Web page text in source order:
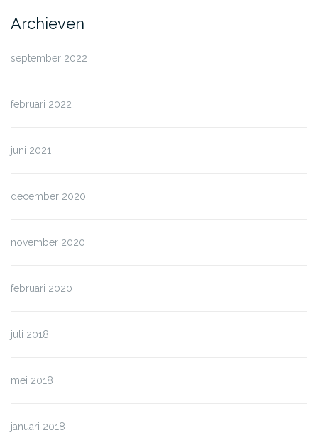
Archieven
september 2022
februari 2022
juni 2021
december 2020
november 2020
februari 2020
juli 2018
mei 2018
januari 2018